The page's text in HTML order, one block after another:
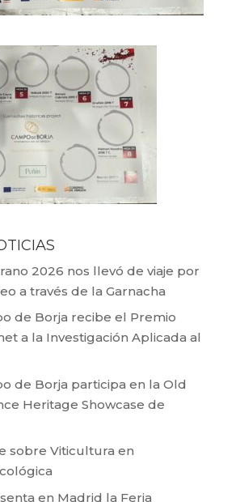
2026 nos llevó de viaje por
a través de la Garnacha
de Borja recibe el Premio
a la Investigación Aplicada al
de Borja participa en la Old
Heritage Showcase de
sobre Viticultura en
en Madrid la Feria